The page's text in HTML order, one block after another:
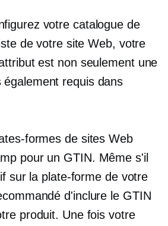
votre catalogue de
de votre site Web, votre
est non seulement une
également requis dans
formes de sites Web
pour un GTIN. Même s'il
sur la plate-forme de votre
d'inclure le GTIN
produit. Une fois votre